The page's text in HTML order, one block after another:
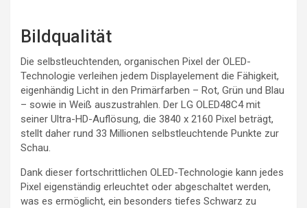
Bildqualität
Die selbstleuchtenden, organischen Pixel der OLED-
Technologie verleihen jedem Displayelement die Fähigkeit,
eigenhändig Licht in den Primärfarben – Rot, Grün und Blau
– sowie in Weiß auszustrahlen. Der LG OLED48C4 mit
seiner Ultra-HD-Auflösung, die 3840 x 2160 Pixel beträgt,
stellt daher rund 33 Millionen selbstleuchtende Punkte zur
Schau.
Dank dieser fortschrittlichen OLED-Technologie kann jedes
Pixel eigenständig erleuchtet oder abgeschaltet werden,
was es ermöglicht, ein besonders tiefes Schwarz zu